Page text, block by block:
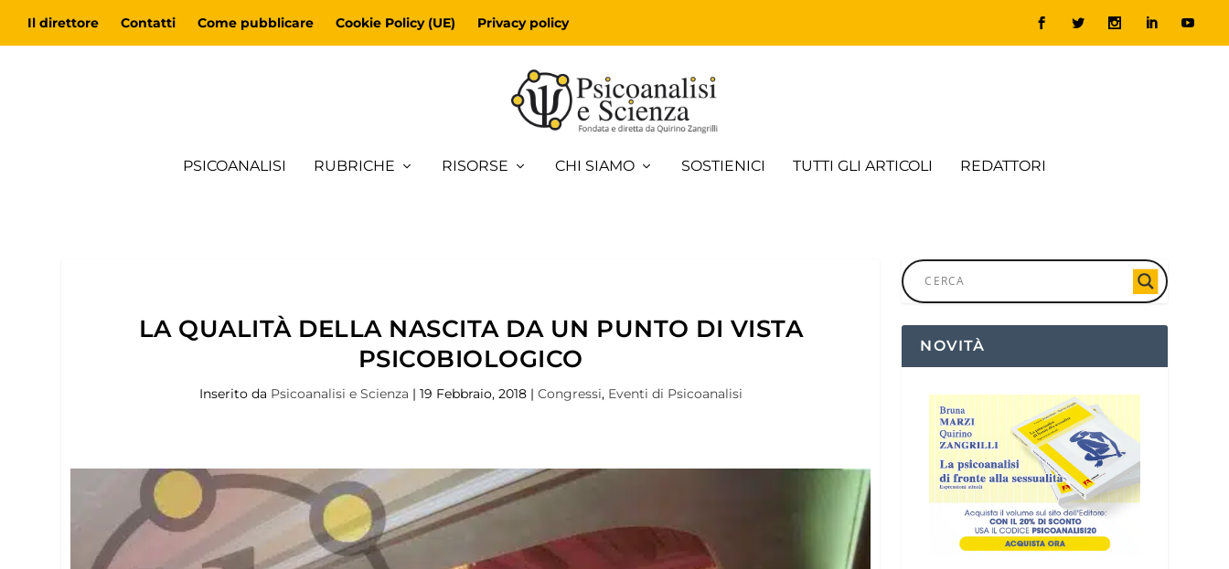
Il direttore Contatti Come pubblicare Cookie Policy (UE) Privacy policy
PSICOANALISI RUBRICHE RISORSE CHI SIAMO SOSTIENICI TUTTI GLI ARTICOLI REDATTORI
LA QUALITÀ DELLA NASCITA DA UN PUNTO DI VISTA
PSICOBIOLOGICO
Inserito da Psicoanalisi e Scienza | 19 Febbraio, 2018| Congressi, Eventi di Psicoanalisi
NOVITÀ